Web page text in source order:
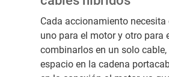
Cada accionamiento necesita
uno para el motor y otro para
combinarlos en un solo cable,
espacio en la cadena